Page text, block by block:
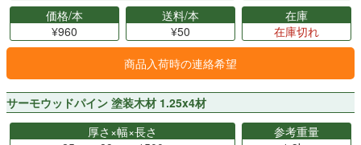
価格/本
¥960
送料/本
¥50
在庫
在庫切れ
商品入荷時の連絡希望
サーモウッドパイン 塗装木材 1.25x4材
厚さ×幅×長さ
参考重量